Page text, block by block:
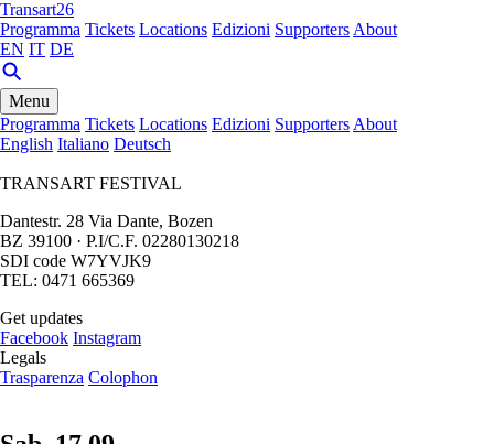
Transart26
Programma Tickets Locations Edizioni Supporters About
EN IT DE
Menu
Programma Tickets Locations Edizioni Supporters About
English Italiano Deutsch
TRANSART FESTIVAL
Dantestr. 28 Via Dante, Bozen
BZ 39100 · P.I/C.F. 02280130218
SDI code W7YVJK9
TEL: 0471 665369
Get updates
Facebook Instagram
Legals
Trasparenza Colophon